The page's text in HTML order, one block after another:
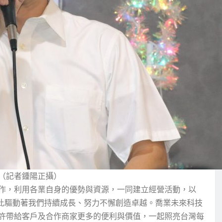
者鍾陽正攝）
利用各業自身的優勢與資源，一同建立經營活動，以
動著我們持續成長、努力不懈創造卓越。喬業未來科技
給客戶及合作商家更多的便利與價值，一起照亮台灣每